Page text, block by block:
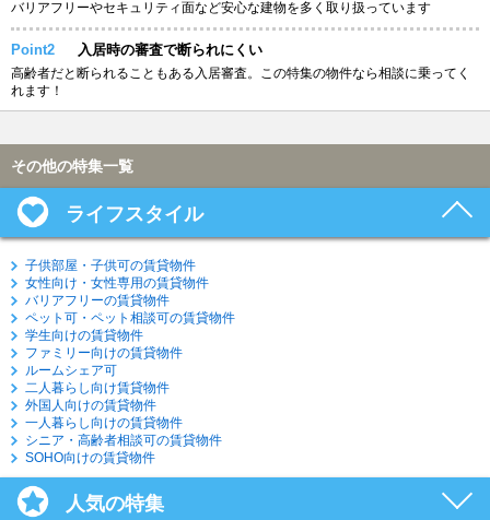
バリアフリーやセキュリティ面など安心な建物を多く取り扱っています
Point2 入居時の審査で断られにくい
高齢者だと断られることもある入居審査。この特集の物件なら相談に乗ってく
れます！
その他の特集一覧
ライフスタイル
子供部屋・子供可の賃貸物件
女性向け・女性専用の賃貸物件
バリアフリーの賃貸物件
ペット可・ペット相談可の賃貸物件
学生向けの賃貸物件
ファミリー向けの賃貸物件
ルームシェア可
二人暮らし向け賃貸物件
外国人向けの賃貸物件
一人暮らし向けの賃貸物件
シニア・高齢者相談可の賃貸物件
SOHO向けの賃貸物件
人気の特集